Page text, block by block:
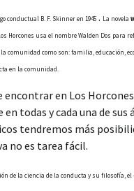
conductual B. F. Skinner en 1945 . La novela
Horcones usa el nombre Walden Dos para
comunidad como son: familia, educación,
en la comunidad.
en Los
todas y cada una de sus
tendremos más
no es tarea fácil.
de la ciencia de la conducta y su filosofía, el